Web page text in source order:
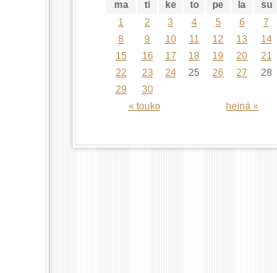
ma
ti ke to pe la su
« touko heinä »
1 2 3 4 5 6
7
8
9 10 11 12 13
14
15
16 17 18 19 20
21
22
23 24 25 26 27
28
29
30